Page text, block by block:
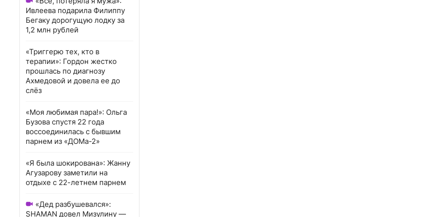
Ивлеева подарила Филиппу
Бегаку дорогущую лодку за
1,2 млн рублей
«Триггерю тех, кто в
терапии»: Гордон жестко
прошлась по диагнозу
Ахмедовой и довела ее до
слёз
«Моя любимая пара!»: Ольга
Бузова спустя 22 года
воссоединилась с бывшим
парнем из «ДОМа-2»
«Я была шокирована»: Жанну
Агузарову заметили на
отдыхе с 22-летнем парнем
«Дед разбушевался»:
SHAMAN довел Мизулину —